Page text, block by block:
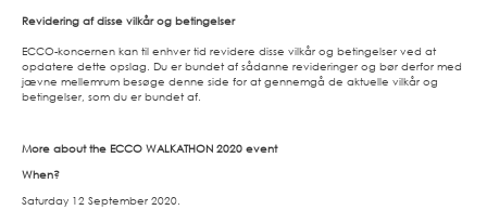
Revidering af disse vilkår og betingelser
ECCO-koncernen kan til enhver tid revidere disse vilkår og betingelser ved at
opdatere dette opslag. Du er bundet af sådanne revideringer og bør derfor med
jævne mellemrum besøge denne side for at gennemgå de aktuelle vilkår og
betingelser, som du er bundet af.
More about the ECCO WALKATHON 2020 event
When?
Saturday 12 September 2020.